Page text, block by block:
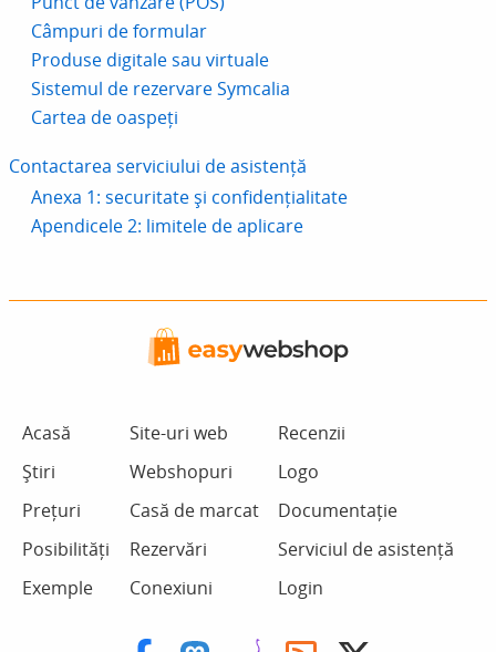
Câmpuri de formular
Produse digitale sau virtuale
Sistemul de rezervare Symcalia
Cartea de oaspeți
Contactarea serviciului de asistență
Anexa 1: securitate și confidențialitate
Apendicele 2: limitele de aplicare
Acasă
Știri
Prețuri
Posibilități
Exemple
Site-uri web
Webshopuri
Casă de marcat
Rezervări
Conexiuni
Recenzii
Logo
Documentație
Serviciul de asistență
Login